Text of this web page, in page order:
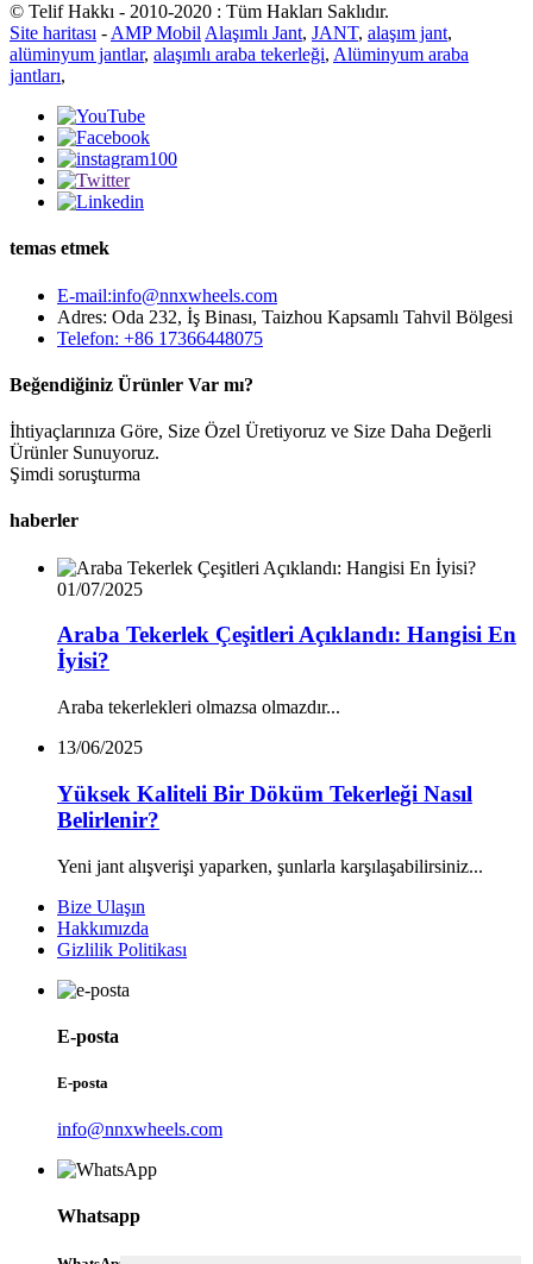
© Telif Hakkı - 2010-2020 : Tüm Hakları Saklıdır.
Site haritası - AMP Mobil Alaşımlı Jant, JANT, alaşım jant,
alüminyum jantlar, alaşımlı araba tekerleği, Alüminyum araba
jantları,
temas etmek
E-mail:info@nnxwheels.com
Adres: Oda 232, İş Binası, Taizhou Kapsamlı Tahvil Bölgesi
Telefon: +86 17366448075
Beğendiğiniz Ürünler Var mı?
İhtiyaçlarınıza Göre, Size Özel Üretiyoruz ve Size Daha Değerli
Ürünler Sunuyoruz.
Şimdi soruşturma
haberler
01/07/2025
Araba Tekerlek Çeşitleri Açıklandı: Hangisi En
İyisi?
Araba tekerlekleri olmazsa olmazdır...
13/06/2025
Yüksek Kaliteli Bir Döküm Tekerleği Nasıl
Belirlenir?
Yeni jant alışverişi yaparken, şunlarla karşılaşabilirsiniz...
Bize Ulaşın
Hakkımızda
Gizlilik Politikası
E-posta
E-posta
info@nnxwheels.com
Whatsapp